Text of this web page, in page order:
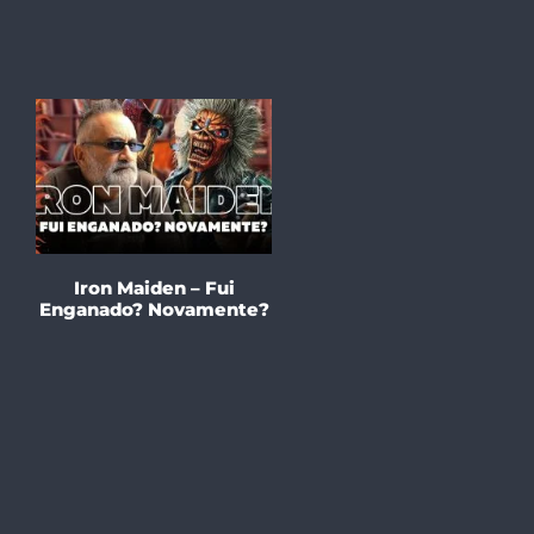
Iron Maiden – Fui
Enganado? Novamente?